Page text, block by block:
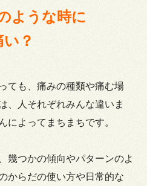
ような時に
い？
ても、痛みの種類や痛む場
、人それぞれみんな違いま
によってまちまちです。
幾つかの傾向やパターンのよ
からだの使い方や日常的な